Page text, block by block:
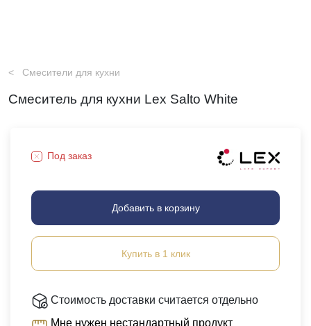
Смесители для кухни
Смеситель для кухни Lex Salto White
Под заказ
Добавить в корзину
Купить в 1 клик
Стоимость доставки считается отдельно
Мне нужен нестандартный продукт